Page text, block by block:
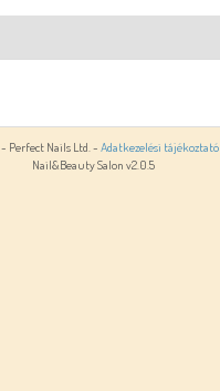
Perfect Nails Ltd. -Adatkezelési tájékoztató
Nail&Beauty Salon v2.0.5